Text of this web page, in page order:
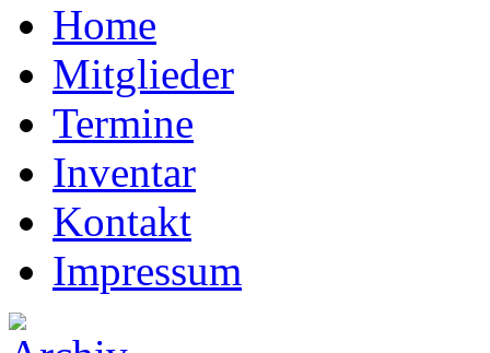
Home
Mitglieder
Termine
Inventar
Kontakt
Impressum